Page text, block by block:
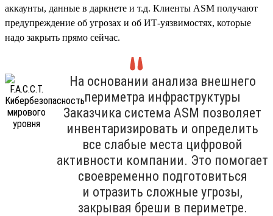
аккаунты, данные в даркнете и т.д. Клиенты ASM получают
предупреждение об угрозах и об ИТ-уязвимостях, которые
надо закрыть прямо сейчас.
На основании анализа внешнего
периметра инфраструктуры
Заказчика система ASM позволяет
инвентаризировать и определить
все слабые места цифровой
активности компании. Это помогает
своевременно подготовиться
и отразить сложные угрозы,
закрывая бреши в периметре.